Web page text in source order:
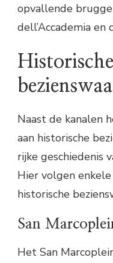
opvallende
dell’Accademia en
Historische
Naast de kanalen
aan historische
rijke geschiedenis
Hier volgen
historische
San
Het San